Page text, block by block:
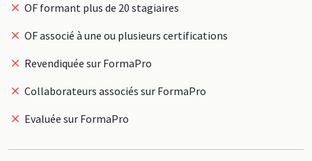
OF formant plus de 20 stagiaires
OF associé à une ou plusieurs certifications
Revendiquée sur FormaPro
Collaborateurs associés sur FormaPro
Evaluée sur FormaPro